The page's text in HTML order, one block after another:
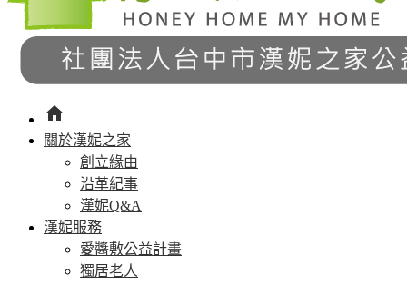
home
關於漢妮之家
創立緣由
沿革紀事
漢妮Q&A
漢妮服務
愛醬敷公益計畫
獨居老人